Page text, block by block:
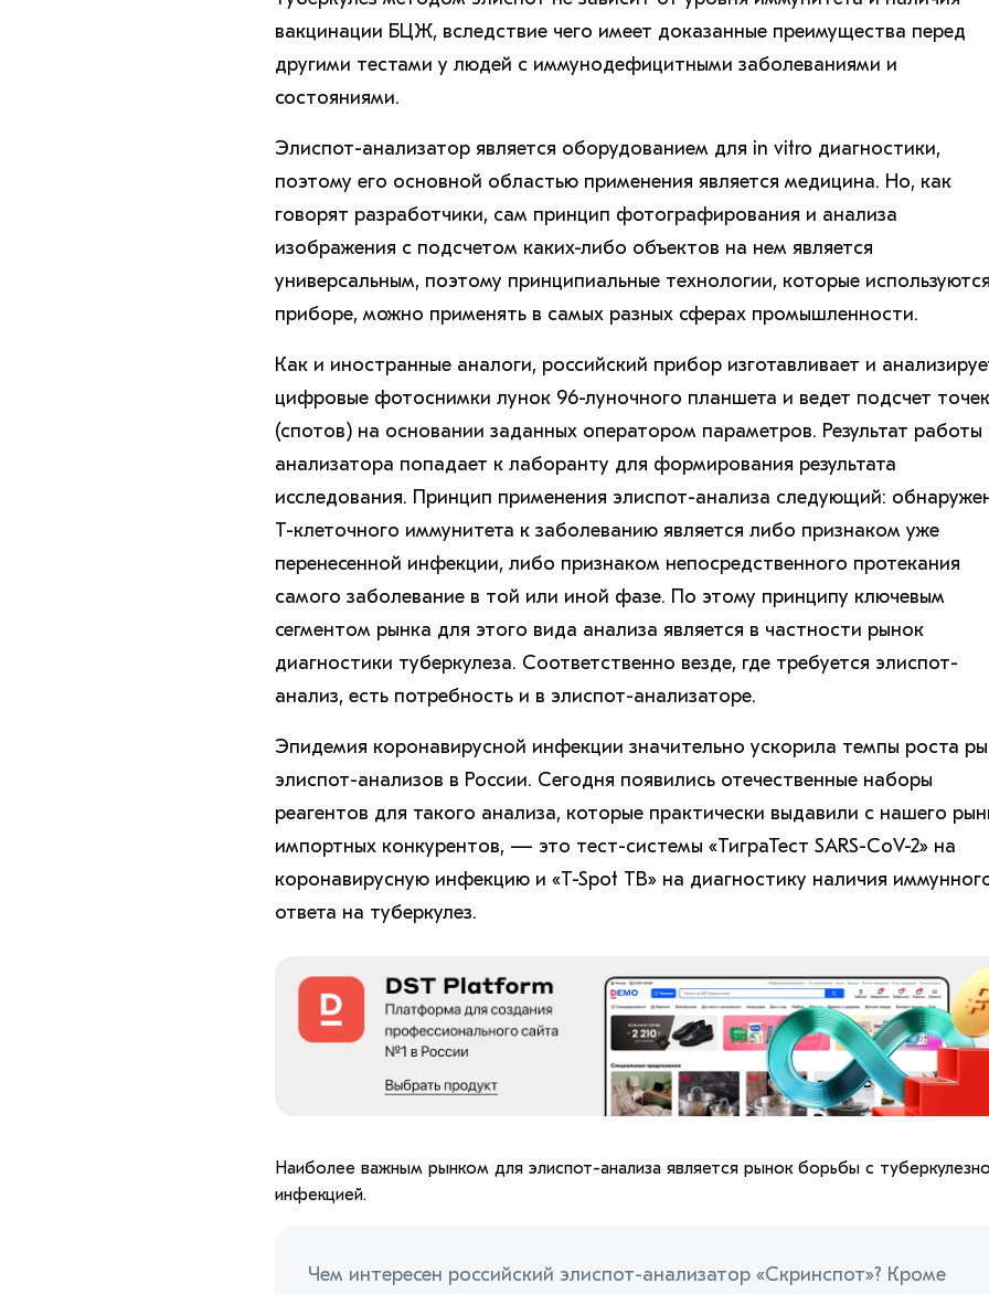
вакцинации БЦЖ, вследствие чего имеет доказанные преимущества перед
другими тестами у людей с иммунодефицитными заболеваниями и
состояниями.
Элиспот-анализатор является оборудованием для in vitro диагностики,
поэтому его основной областью применения является медицина. Но, как
говорят разработчики, сам принцип фотографирования и анализа
изображения с подсчетом каких-либо объектов на нем является
универсальным, поэтому принципиальные технологии, которые
приборе, можно применять в самых разных сферах промышленности.
Как и иностранные аналоги, российский прибор изготавливает и
цифровые фотоснимки лунок 96-луночного планшета и ведет подсчет точек
(спотов) на основании заданных оператором параметров. Результат работы
анализатора попадает к лаборанту для формирования результата
исследования. Принцип применения элиспот-анализа следующий:
Т-клеточного иммунитета к заболеванию является либо признаком уже
перенесенной инфекции, либо признаком непосредственного протекания
самого заболевание в той или иной фазе. По этому принципу ключевым
сегментом рынка для этого вида анализа является в частности рынок
диагностики туберкулеза. Соответственно везде, где требуется элиспот-
анализ, есть потребность и в элиспот-анализаторе.
Эпидемия коронавирусной инфекции значительно ускорила темпы роста
элиспот-анализов в России. Сегодня появились отечественные наборы
реагентов для такого анализа, которые практически выдавили с нашего
импортных конкурентов, — это тест-системы «ТиграТест SARS-CoV-2» на
коронавирусную инфекцию и «T-Spot TB» на диагностику наличия
ответа на туберкулез.
Наиболее важным рынком для элиспот-анализа является рынок борьбы с
инфекцией.
Чем интересен российский элиспот-анализатор «Скринспот»? Кроме